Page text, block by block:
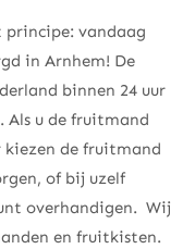
vandaag
in Arnhem! De
binnen 24 uur
Als u de fruitmand
de fruitmand
of bij uzelf
overhandigen. Wij
en fruitkisten.